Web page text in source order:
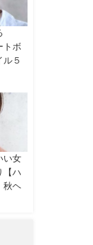
トボ
ル５
い女
【ハ
秋ヘ